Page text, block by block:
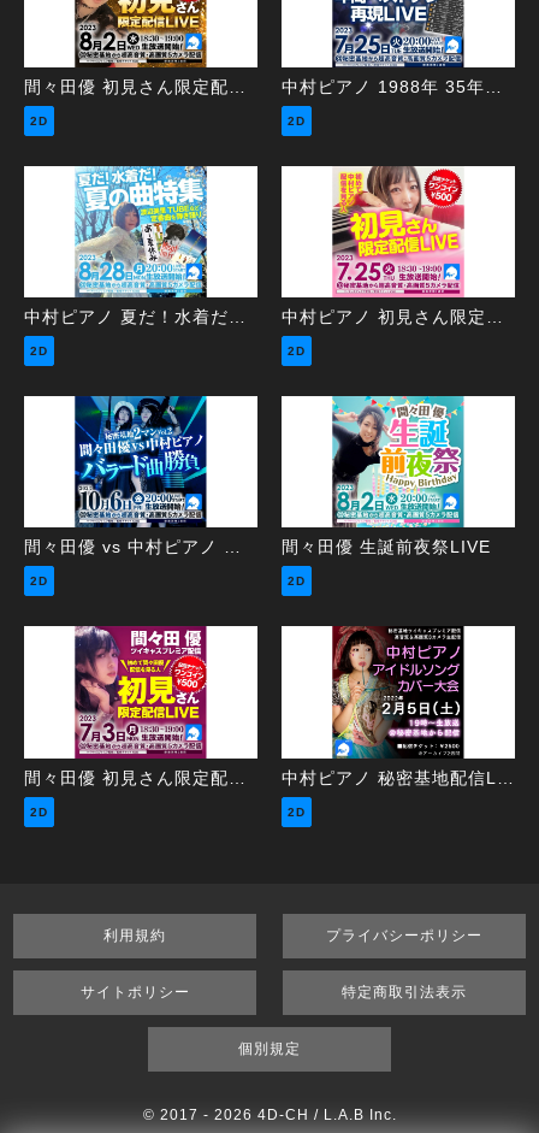
2D 2D
中村ピアノ 夏だ！水着だ！夏の曲特集
2D
中村ピアノ 初見さん限定配信LIVE
2D
間々田優 vs 中村ピアノ ～バラード曲勝負～
2D
間々田優 生誕前夜祭LIVE
2D
2D 2D
利用規約 プライバシーポリシー
サイトポリシー 特定商取引法表示
個別規定
© 2017 - 2026 4D-CH / L.A.B Inc.